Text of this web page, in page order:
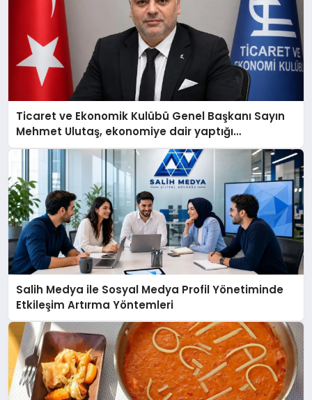
Ticaret ve Ekonomik Kulübü Genel Başkanı Sayın
Mehmet Ulutaş, ekonomiye dair yaptığı
açıklamada şunları kaydetti:
Salih Medya ile Sosyal Medya Profil Yönetiminde
Etkileşim Artırma Yöntemleri